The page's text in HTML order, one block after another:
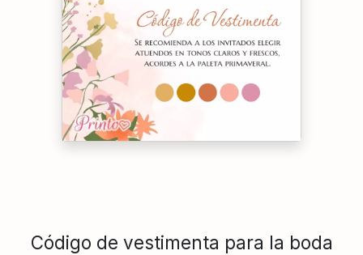
Código de vestimenta para la boda